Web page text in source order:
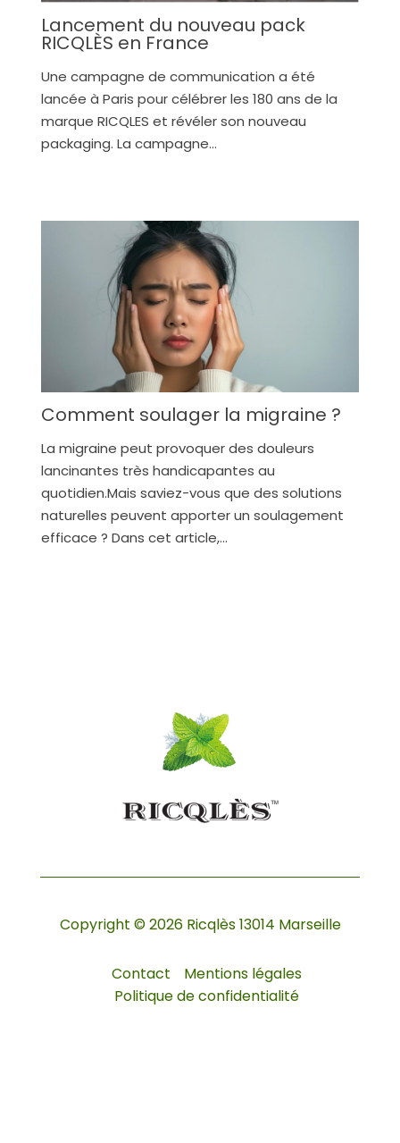
Lancement du nouveau pack
RICQLÈS en France
Une campagne de communication a été
lancée à Paris pour célébrer les 180 ans de la
marque RICQLES et révéler son nouveau
packaging. La campagne…
Comment soulager la migraine ?
La migraine peut provoquer des douleurs
lancinantes très handicapantes au
quotidien.Mais saviez-vous que des solutions
naturelles peuvent apporter un soulagement
efficace ? Dans cet article,…
Copyright © 2026 Ricqlès 13014 Marseille
Contact
Mentions légales
Politique de confidentialité